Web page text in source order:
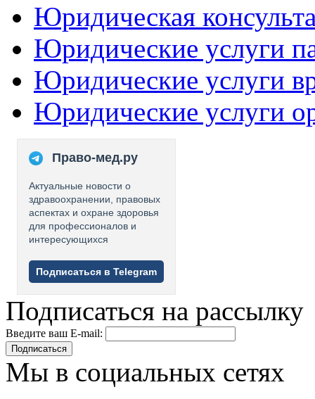
Юридическая
Юридические услуги
Юридические услуги
Юридические услуги
Право-мед.ру
Актуальные новости о
здравоохранении, правовых
аспектах и охране здоровья
для профессионалов и
интересующихся
Подписаться в Telegram
Подписаться на рассылку
Введите ваш E-mail:
Подписаться
Мы в социальных сетях